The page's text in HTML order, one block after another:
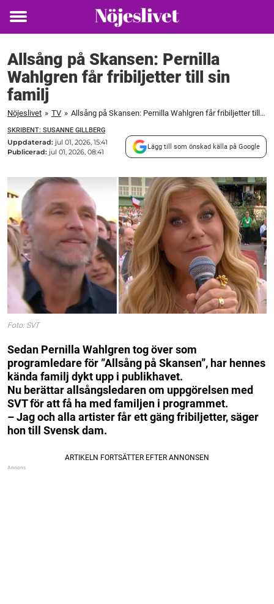
Toggle
Allsång på Skansen: Pernilla
Wahlgren får fribiljetter till sin
familj
Nöjeslivet » TV » Allsång på Skansen: Pernilla Wahlgren får fribiljetter till sin familj
SKRIBENT: SUSANNE GILLBERG
Uppdaterad: jul 01, 2026, 15:41
Publicerad: jul 01, 2026, 08:41
Lägg till som önskad källa på Google
Foto: SVT
Sedan Pernilla Wahlgren tog över som
programledare för ”Allsång på Skansen”, har hennes
kända familj dykt upp i publikhavet.
Nu berättar allsångsledaren om uppgörelsen med
SVT för att få ha med familjen i programmet.
– Jag och alla artister får ett gäng fribiljetter, säger
hon till Svensk dam.